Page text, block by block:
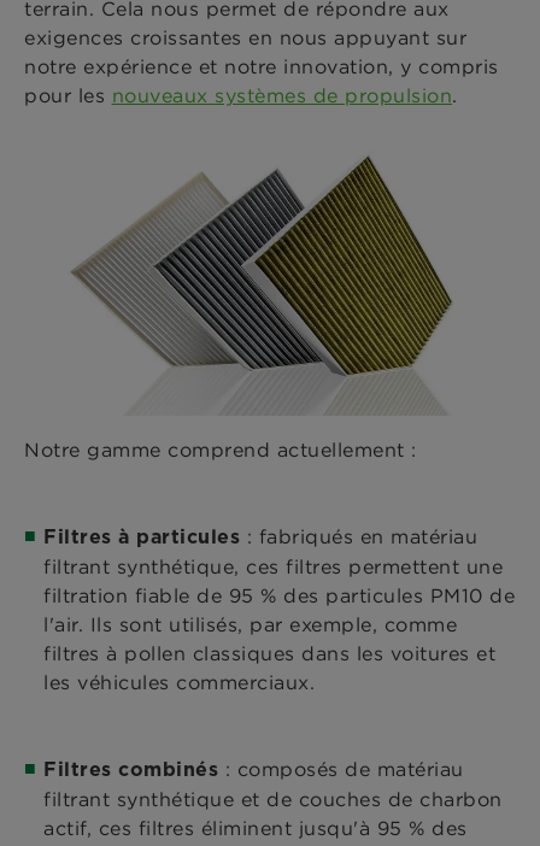
terrain. Cela nous permet de répondre aux
exigences croissantes en nous appuyant sur
notre expérience et notre innovation, y compris
pour les nouveaux systèmes de propulsion.
Notre gamme comprend actuellement :
Filtres à particules : fabriqués en matériau
filtrant synthétique, ces filtres permettent une
filtration fiable de 95 % des particules PM10 de
l'air. Ils sont utilisés, par exemple, comme
filtres à pollen classiques dans les voitures et
les véhicules commerciaux.
Filtres combinés : composés de matériau
filtrant synthétique et de couches de charbon
actif, ces filtres éliminent jusqu'à 95 % des